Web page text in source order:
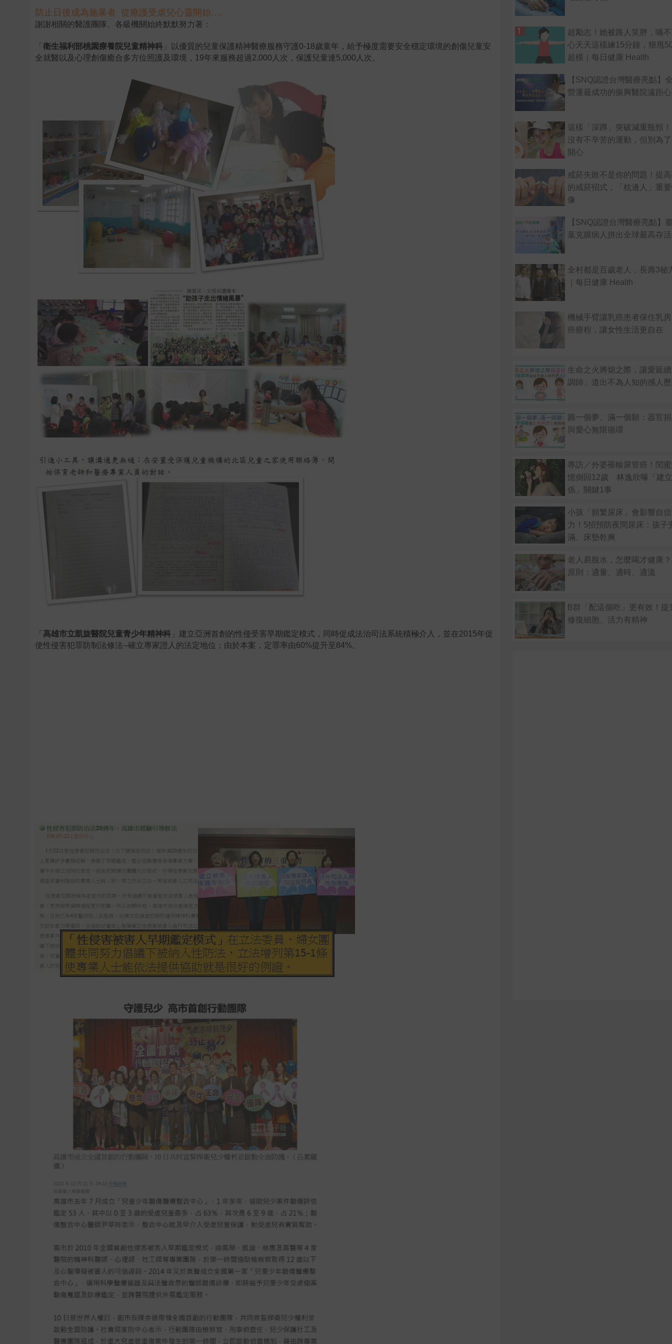
防止日後成為施暴者 從療護受虐兒心靈開始….
謝謝相關的醫護團隊、各級機關始終默默努力著：
「 衛生福利部桃園療養院兒童精神科 以優質的兒童保護精神醫療服務守護0-18歲童年， 給予極度需要安全穩定環境的創傷兒童安
全就醫以及心理創傷癒合多方位照護及環境， 19年來服務超過2,000人次，保護兒童達5,000人次。
「 高雄市立凱旋醫院兒童青少年精神科 」建立亞洲首創的性侵受害早期鑑定模式，同時促成法治司法系統積極介入，並在2015年促
使性侵害犯罪防制法修法--確立專家證人的法定地位；由於本案，定罪率由60%提升至84%。
超勵志！她被路人笑胖，嚥
心天天這樣練15分鐘，狠甩
超模｜每日健康 Health
【SNQ認證台灣醫療亮點】
營運最成功的振興醫院遠距
這樣「深蹲」突破減重瓶頸
沒有不辛苦的運動，但別為
開心
戒菸失敗不是你的問題！提
的戒菸招式，「枕邊人」重
像
【SNQ認證台灣醫療亮點】
葉克膜病人拼出全球最高存
全村都是百歲老人，長壽3秘
｜每日健康 Health
機械手臂讓乳癌患者保住乳
癌療程，讓女性生活更自在
生命之火將熄之際，讓愛延
調師」道出不為人知的感人
圓一個夢、滿一個願：器官
與愛心無限循環
專訪／外婆罹輸尿管癌！閨
憶倒回12歲 林逸欣曝「建
係」關鍵1事
小孩「頻繁尿床」會影響自
力！5招預防夜間尿床：孩子
滿、床墊乾爽
老人易脫水，怎麼喝才健康
原則：適量、適時、適溫
B群「配這個吃」更有效！提
修復細胞、活力有精神